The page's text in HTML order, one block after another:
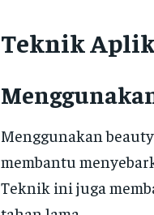
Teknik
Menggunakan
membantu
Teknik ini juga